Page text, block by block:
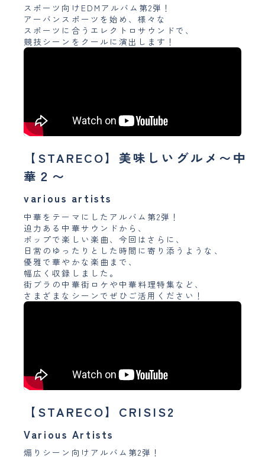
スポーツ向けEDMアルバム第2弾！
アーバンスポーツを始め、様々な
スポーツに合うエレクトロサウンドで、
競技シーンをクールに演出します！
【STARECO】美味しいグルメ〜中
華２〜
various artists
中華をテーマにしたアルバム第2弾！
迫力ある中華サウンドから、
ポップで楽しい楽曲、今回はさらに、
日常のゆったりとした時間に寄り添うような、
優雅で華やかな楽曲まで、
幅広く収録しました。
街ブラの中華街ロケや中華料理特集など、
さまざまなシーンでぜひご活用ください！
【STARECO】CRISIS2
Various Artists
煽りシーン向けアルバム第2弾！